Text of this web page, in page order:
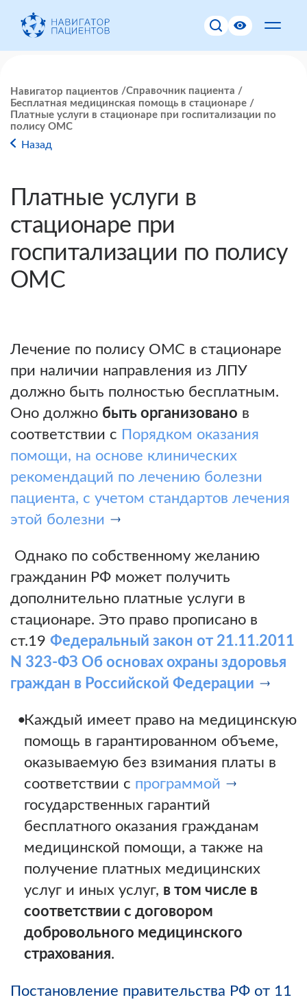
Навигатор пациентов
Справочник пациента
Бесплатная медицинская помощь в стационаре
Платные услуги в стационаре при госпитализации по
полису ОМС
Назад
Платные услуги в
стационаре при
госпитализации по полису
ОМС
Лечение по полису ОМС в стационаре
при наличии направления из ЛПУ
должно быть полностью бесплатным.
Оно должно быть организовано в
соответствии с Порядком оказания
помощи, на основе клинических
рекомендаций по лечению болезни
пациента, с учетом стандартов лечения
этой болезни
Однако по собственному желанию
гражданин РФ может получить
дополнительно платные услуги в
стационаре. Это право прописано в
ст.19 Федеральный закон от 21.11.2011
N 323-ФЗ Об основах охраны здоровья
граждан в Российской Федерации
Каждый имеет право на медицинскую
помощь в гарантированном объеме,
оказываемую без взимания платы в
соответствии с программой
государственных гарантий
бесплатного оказания гражданам
медицинской помощи, а также на
получение платных медицинских
услуг и иных услуг, в том числе в
соответствии с договором
добровольного медицинского
страхования.
Постановление правительства РФ от 11